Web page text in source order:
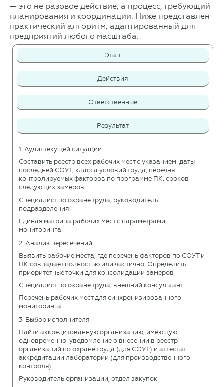
— это не разовое действие, а процесс, требующий
планирования и координации. Ниже представлен
практический алгоритм, адаптированный для
предприятий любого масштаба.
Этап
Действия
Ответственные
Результат
1. Аудит текущей ситуации
Составить реестр всех рабочих мест с указанием: даты
последней СОУТ, класса условий труда, перечня
контролируемых факторов по программе ПК, сроков
следующих замеров
Специалист по охране труда, руководитель
подразделения
Единая матрица рабочих мест с параметрами
мониторинга
2. Анализ пересечений
Выявить рабочие места, где перечень факторов по СОУТ и
ПК совпадает полностью или частично. Определить
приоритетные точки для консолидации замеров
Специалист по охране труда, внешний консультант
Перечень рабочих мест для синхронизированного
мониторинга
3. Выбор исполнителя
Найти аккредитованную организацию, имеющую
одновременно: уведомление о внесении в реестр
организаций по охране труда (для СОУТ) и аттестат
аккредитации лаборатории (для производственного
контроля)
Руководитель организации, отдел закупок